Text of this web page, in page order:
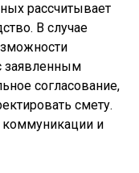
рассчитывает
В случае
заявленным
согласование,
смету.
коммуникации и